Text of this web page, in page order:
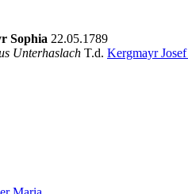
Sophia 22.05.1789
Unterhaslach T.d. Kergmayr Josef